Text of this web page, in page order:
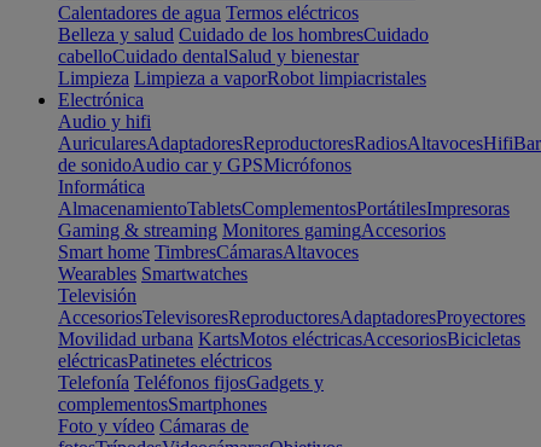
Calentadores de agua Termos eléctricos
Belleza y salud Cuidado de los hombresCuidado
cabelloCuidado dentalSalud y bienestar
Limpieza Limpieza a vaporRobot limpiacristales
Electrónica
Audio y hifi
AuricularesAdaptadoresReproductoresRadiosAltavocesHifi
de sonidoAudio car y GPSMicrófonos
Informática
AlmacenamientoTabletsComplementosPortátilesImpresoras
Gaming & streaming Monitores gamingAccesorios
Smart home TimbresCámarasAltavoces
Wearables Smartwatches
Televisión
AccesoriosTelevisoresReproductoresAdaptadoresProyectores
Movilidad urbana KartsMotos eléctricasAccesoriosBicicletas
eléctricasPatinetes eléctricos
Telefonía Teléfonos fijosGadgets y
complementosSmartphones
Foto y vídeo Cámaras de